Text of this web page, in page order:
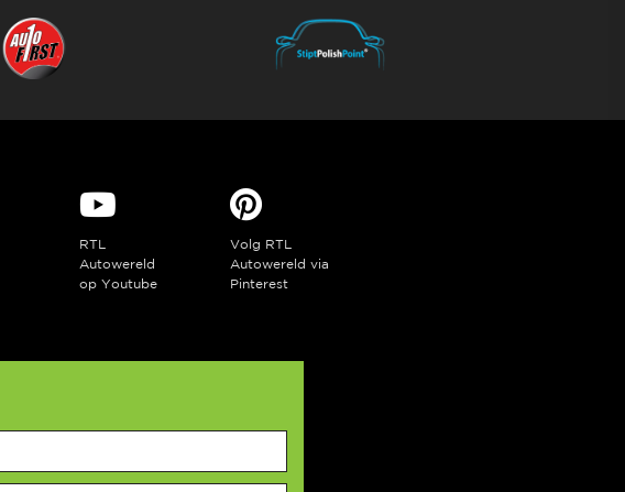
RTL
Autowereld
op Youtube
Volg RTL
Autowereld via
Pinterest